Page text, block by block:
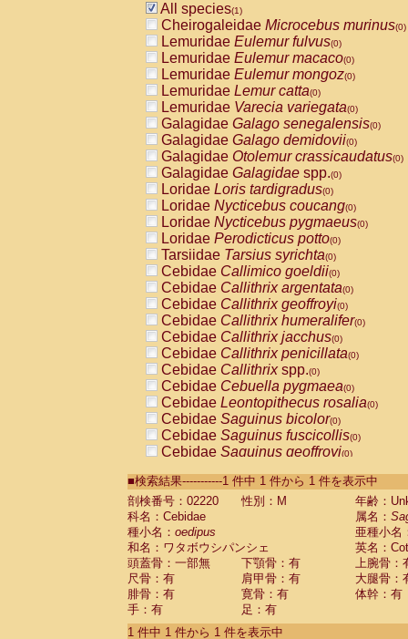
All species(1)
Cheirogaleidae Microcebus murinus(0)
Lemuridae Eulemur fulvus(0)
Lemuridae Eulemur macaco(0)
Lemuridae Eulemur mongoz(0)
Lemuridae Lemur catta(0)
Lemuridae Varecia variegata(0)
Galagidae Galago senegalensis(0)
Galagidae Galago demidovii(0)
Galagidae Otolemur crassicaudatus(0)
Galagidae Galagidae spp.(0)
Loridae Loris tardigradus(0)
Loridae Nycticebus coucang(0)
Loridae Nycticebus pygmaeus(0)
Loridae Perodicticus potto(0)
Tarsiidae Tarsius syrichta(0)
Cebidae Callimico goeldii(0)
Cebidae Callithrix argentata(0)
Cebidae Callithrix geoffroyi(0)
Cebidae Callithrix humeralifer(0)
Cebidae Callithrix jacchus(0)
Cebidae Callithrix penicillata(0)
Cebidae Callithrixspp.(0)
Cebidae Cebuella pygmaea(0)
Cebidae Leontopithecus rosalia(0)
Cebidae Saguinus bicolor(0)
Cebidae Saguinus fuscicollis(0)
Cebidae Saguinus geoffroyi(0)
CebidaeSaguinus labiatus(0)
Cebidae Saguinus leucopus (0)
Cebidae
Cebidae
CebidaeSaguinus nigricollis (0)
Cebidae Saguinus oedipus
Cebidae Saguinus weddelli
Cebidae Saguinusspp.
Cebidae Aotus trivirgatus
Cebidae Cebus albifrons
■検索結果-----------1 件中 1 件から 1 件を表示中
剖検番号：02220
性別：M
年齢：
科名：Cebidae
属名：
種小名： oedipus
亜種小名
和名：ワタボウシパンシェ
英名：
頭蓋骨：一部無
下顎骨：有
上腕骨：
尺骨：有
肩甲骨：有
大腿骨：
腓骨：有
寛骨：有
体幹：有
手：有
足：有
1 件中 1 件から 1 件を表示中